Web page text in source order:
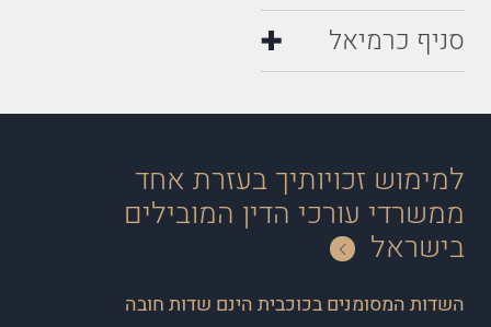
סניף כרמיאל
למימוש זכויותיך בעזרת אחד
ממשרדי עורכי הדין המובילים
בישראל
השדות המסומנים בכוכבית הינם שדות חובה